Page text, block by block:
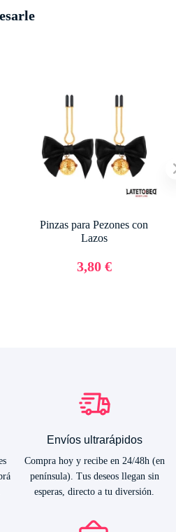
Pinzas para Pezones con
Lazos
3,80 €
Envíos ultrarápidos
Compra hoy y recibe en 24/48h (en
península). Tus deseos llegan sin
esperas, directo a tu diversión.